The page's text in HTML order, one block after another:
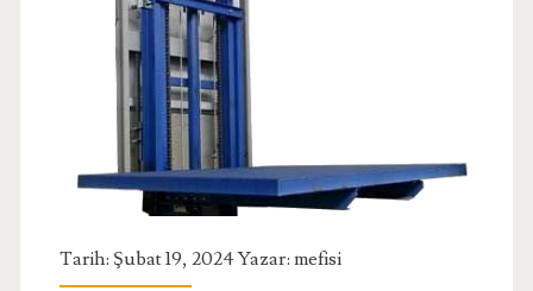
Tarih: Şubat 19, 2024 Yazar: mefisi